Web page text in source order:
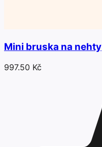
Mini bruska na nehty
997.50 Kč